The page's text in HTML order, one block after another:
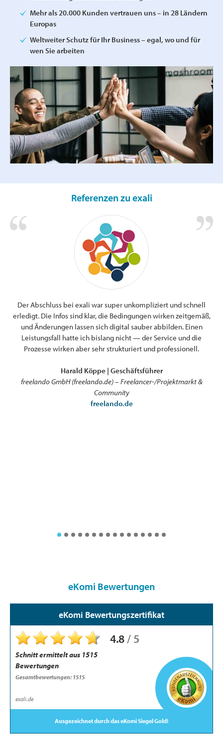
Mehr als 20.000 Kunden vertrauen uns – in 28 Ländern
Europas
Weltweiter Schutz für Ihr Business – egal, wo und für
wen Sie arbeiten
Referenzen zu exali
Der Abschluss bei exali war super unkompliziert und schnell
erledigt. Die Infos sind klar, die Bedingungen wirken zeitgemäß,
und Änderungen lassen sich digital sauber abbilden. Einen
Leistungsfall hatte ich bislang nicht — der Service und die
Prozesse wirken aber sehr strukturiert und professionell.
Harald Köppe | Geschäftsführer
freelando GmbH (freelando.de) – Freelancer-/Projektmarkt &
Community
freelando.de
eKomi Bewertungen
eKomi Bewertungszertifikat
4.8 / 5
Schnitt ermittelt aus 1515
Bewertungen
Gesamt­bewertungen: 1515
exali.de
Ausgezeichnet durch das eKomi Siegel Gold!